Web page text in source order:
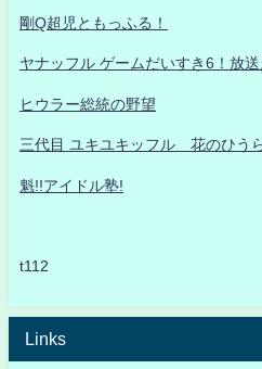
剛Q超児ともっふる！
ヤナッフル ゲームだいすき6！放送
ヒウラー総統の野望
三代目 ユキユキッフル 花のひう
魁!!アイドル塾!
t112
Links